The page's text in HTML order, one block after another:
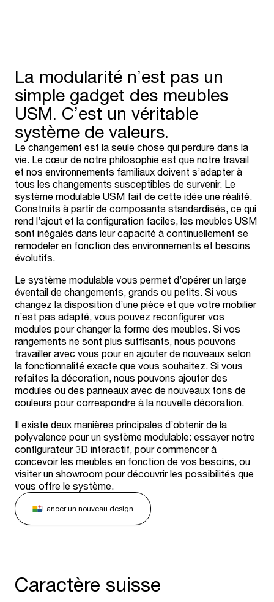
La modularité n’est pas un
simple gadget des meubles
USM. C’est un véritable
système de valeurs.
Le changement est la seule chose qui perdure dans la
vie. Le cœur de notre philosophie est que notre travail
et nos environnements familiaux doivent s’adapter à
tous les changements susceptibles de survenir. Le
système modulable USM fait de cette idée une réalité.
Construits à partir de composants standardisés, ce qui
rend l’ajout et la configuration faciles, les meubles USM
sont inégalés dans leur capacité à continuellement se
remodeler en fonction des environnements et besoins
évolutifs.
Le système modulable vous permet d’opérer un large
éventail de changements, grands ou petits. Si vous
changez la disposition d’une pièce et que votre mobilier
n’est pas adapté, vous pouvez reconfigurer vos
modules pour changer la forme des meubles. Si vos
rangements ne sont plus suffisants, nous pouvons
travailler avec vous pour en ajouter de nouveaux selon
la fonctionnalité exacte que vous souhaitez. Si vous
refaites la décoration, nous pouvons ajouter des
modules ou des panneaux avec de nouveaux tons de
couleurs pour correspondre à la nouvelle décoration.
Il existe deux manières principales d’obtenir de la
polyvalence pour un système modulable: essayer notre
configurateur 3D interactif, pour commencer à
concevoir les meubles en fonction de vos besoins, ou
visiter un showroom pour découvrir les possibilités que
vous offre le système.
Lancer un nouveau design
Caractère suisse